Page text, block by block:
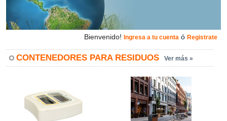
Bienvenido! Ingresa a tu cuenta ó Registrate
CONTENEDORES PARA RESIDUOS Ver más »